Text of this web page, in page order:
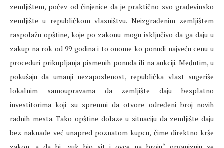
zemljištem, počev od činjenice da je praktično svo građevinsko
zemljište u republičkom vlasništvu. Neizgrađenim zemljištem
raspolažu opštine, koje po zakonu mogu isključivo da ga daju u
zakup na rok od 99 godina i to onome ko ponudi najveću cenu u
proceduri prikupljanja pismenih ponuda ili na aukciji. Međutim, u
pokušaju da umanji nezaposlenost, republička vlast sugeriše
lokalnim samoupravama da zemljište daju besplatno
investitorima koji su spremni da otvore određeni broj novih
radnih mesta. Tako opštine dolaze u situaciju da zemljište daju
bez naknade već unapred poznatom kupcu, čime direktno krše